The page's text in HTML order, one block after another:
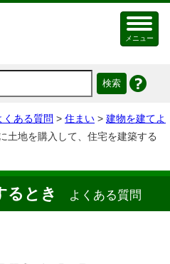
メニュー
くある質問 > 住まい > 建物を建てよ
土地を購入して、住宅を建築する
るとき よくある質問